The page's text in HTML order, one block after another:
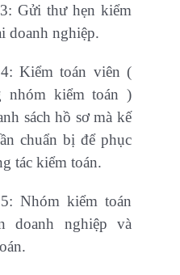
Gửi thư hẹn kiểm
doanh nghiệp.
Kiểm toán viên (
nhóm kiểm toán )
sách hồ sơ mà kế
chuẩn bị để phục
tác kiểm toán.
Nhóm kiểm toán
doanh nghiệp và